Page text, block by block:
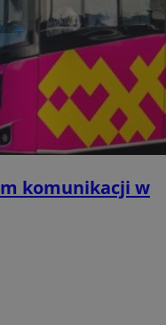
komunikacji w